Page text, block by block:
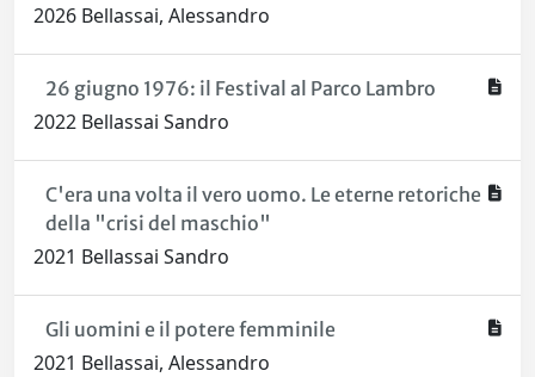
2026 Bellassai, Alessandro
26 giugno 1976: il Festival al Parco Lambro
2022 Bellassai Sandro
C'era una volta il vero uomo. Le eterne retoriche
della "crisi del maschio"
2021 Bellassai Sandro
Gli uomini e il potere femminile
2021 Bellassai, Alessandro